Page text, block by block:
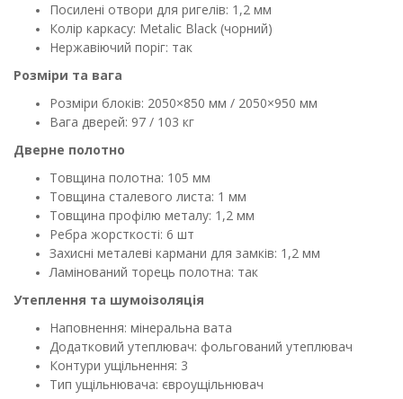
Посилені отвори для ригелів: 1,2 мм
Колір каркасу: Metalic Black (чорний)
Нержавіючий поріг: так
Розміри та вага
Розміри блоків: 2050×850 мм / 2050×950 мм
Вага дверей: 97 / 103 кг
Дверне полотно
Товщина полотна: 105 мм
Товщина сталевого листа: 1 мм
Товщина профілю металу: 1,2 мм
Ребра жорсткості: 6 шт
Захисні металеві кармани для замків: 1,2 мм
Ламінований торець полотна: так
Утеплення та шумоізоляція
Наповнення: мінеральна вата
Додатковий утеплювач: фольгований утеплювач
Контури ущільнення: 3
Тип ущільнювача: євроущільнювач